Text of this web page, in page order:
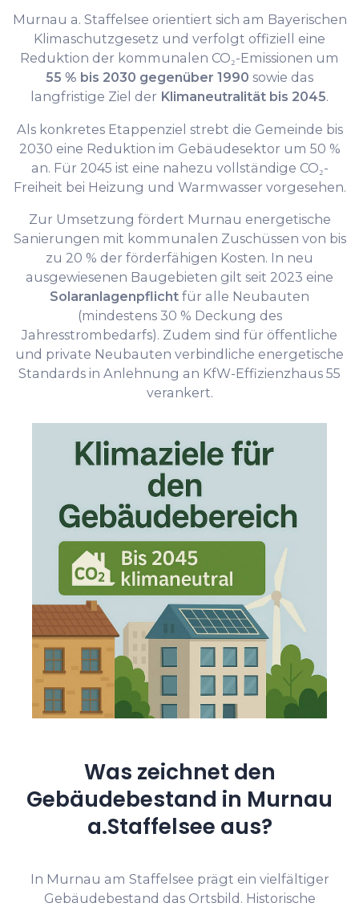
Murnau a. Staffelsee orientiert sich am Bayerischen
Klimaschutzgesetz und verfolgt offiziell eine
Reduktion der kommunalen CO₂-Emissionen um
55 % bis 2030 gegenüber 1990 sowie das
langfristige Ziel der Klimaneutralität bis 2045.
Als konkretes Etappenziel strebt die Gemeinde bis
2030 eine Reduktion im Gebäudesektor um 50 %
an. Für 2045 ist eine nahezu vollständige CO₂-
Freiheit bei Heizung und Warmwasser vorgesehen.
Zur Umsetzung fördert Murnau energetische
Sanierungen mit kommunalen Zuschüssen von bis
zu 20 % der förderfähigen Kosten. In neu
ausgewiesenen Baugebieten gilt seit 2023 eine
Solaranlagenpflicht für alle Neubauten
(mindestens 30 % Deckung des
Jahresstrombedarfs). Zudem sind für öffentliche
und private Neubauten verbindliche energetische
Standards in Anlehnung an KfW-Effizienzhaus 55
verankert.
Was zeichnet den
Gebäudebestand in Murnau
a.Staffelsee aus?
In Murnau am Staffelsee prägt ein vielfältiger
Gebäudebestand das Ortsbild. Historische